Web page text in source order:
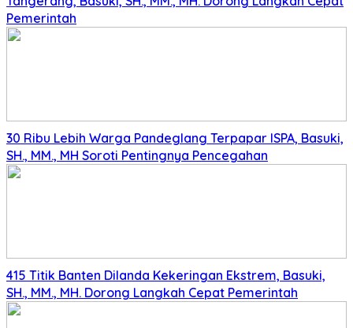
Pemerintah
30 Ribu Lebih Warga Pandeglang Terpapar ISPA, Basuki,
SH., MM., MH Soroti Pentingnya Pencegahan
415 Titik Banten Dilanda Kekeringan Ekstrem, Basuki,
SH., MM., MH. Dorong Langkah Cepat Pemerintah